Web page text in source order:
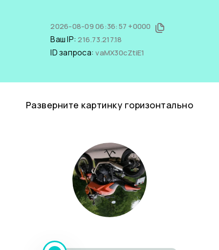
2026-08-09 06:36:57 +0000
Ваш IP:216.73.217.18
ID запроса:vaMX30cZtiE1
Разверните картинку горизонтально